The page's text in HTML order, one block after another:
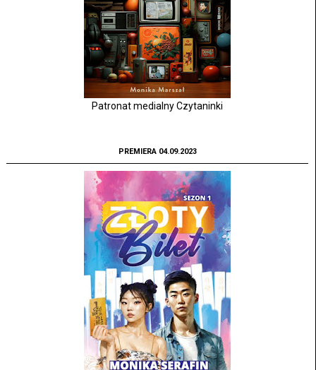
Patronat medialny Czytaninki
PREMIERA 04.09.2023